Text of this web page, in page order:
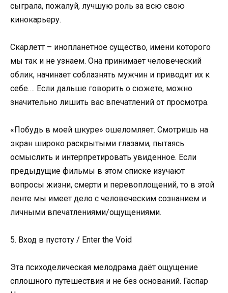
сыграла, пожалуй, лучшую роль за всю свою
кинокарьеру.
Скарлетт – инопланетное существо, имени которого
мы так и не узнаем. Она принимает человеческий
облик, начинает соблазнять мужчин и приводит их к
себе…. Если дальше говорить о сюжете, можно
значительно лишить вас впечатлений от просмотра.
«Побудь в моей шкуре» ошеломляет. Смотришь на
экран широко раскрытыми глазами, пытаясь
осмыслить и интерпретировать увиденное. Если
предыдущие фильмы в этом списке изучают
вопросы жизни, смерти и перевоплощений, то в этой
ленте мы имеет дело с человеческим сознанием и
личными впечатлениями/ощущениями.
5. Вход в пустоту / Enter the Void
Эта психоделическая мелодрама даёт ощущение
сплошного путешествия и не без оснований. Гаспар